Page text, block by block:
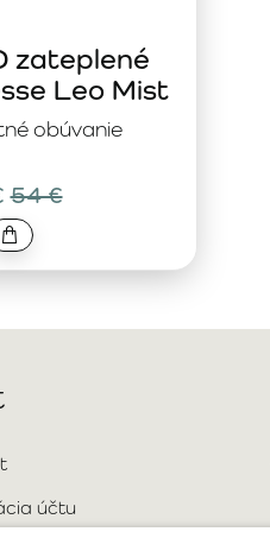
obúvanie
zateplené
Leo Mist
54 €
účtu